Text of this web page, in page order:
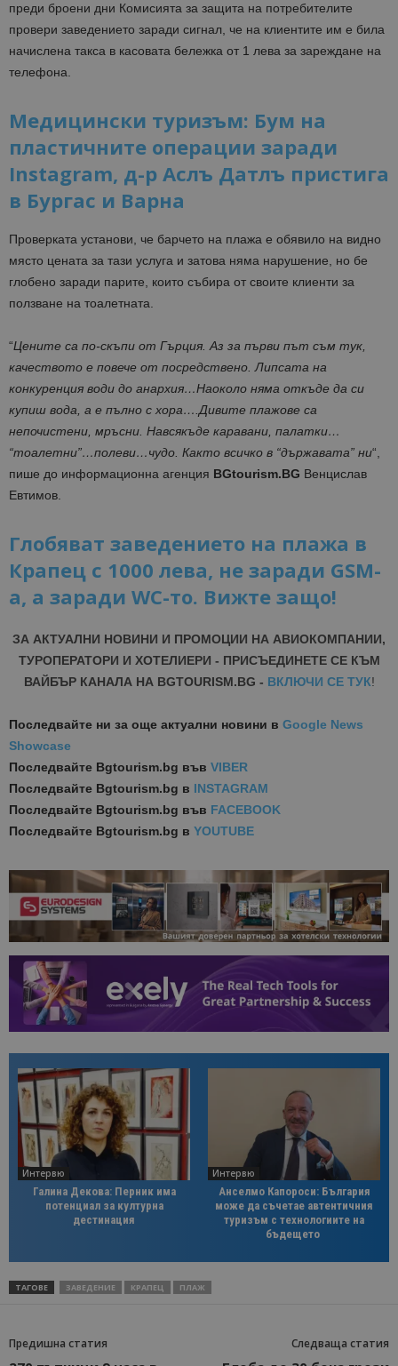
преди броени дни Комисията за защита на потребителите
провери заведението заради сигнал, че на клиентите им е била
начислена такса в касовата бележка от 1 лева за зареждане на
телефона.
Медицински туризъм: Бум на
пластичните операции заради
Instagram, д-р Аслъ Датлъ пристига
в Бургас и Варна
Проверката установи, че барчето на плажа е обявило на видно
място цената за тази услуга и затова няма нарушение, но бе
глобено заради парите, които събира от своите клиенти за
ползване на тоалетната.
“Цените са по-скъпи от Гърция. Аз за първи път съм тук,
качеството е повече от посредствено. Липсата на
конкуренция води до анархия…Наоколо няма откъде да си
купиш вода, а е пълно с хора….Дивите плажове са
непочистени, мръсни. Навсякъде каравани, палатки…
“тоалетни”…полеви…чудо. Както всичко в “държавата” ни“,
пише до информационна агенция BGtourism.BG Венцислав
Евтимов.
Глобяват заведението на плажа в
Крапец с 1000 лева, не заради GSM-
a, а заради WC-то. Вижте защо!
ЗА АКТУАЛНИ НОВИНИ И ПРОМОЦИИ НА АВИОКОМПАНИИ,
ТУРОПЕРАТОРИ И ХОТЕЛИЕРИ - ПРИСЪЕДИНЕТЕ СЕ КЪМ
ВАЙБЪР КАНАЛА НА BGTOURISM.BG - ВКЛЮЧИ СЕ ТУК!
Последвайте ни за още актуални новини в Google News
Showcase
Последвайте Bgtourism.bg във VIBER
Последвайте Bgtourism.bg в INSTAGRAM
Последвайте Bgtourism.bg във FACEBOOK
Последвайте Bgtourism.bg в YOUTUBE
Интервю
Галина Декова: Перник има
потенциал за културна
дестинация
Интервю
Анселмо Капороси: България
може да съчетае автентичния
туризъм с технологиите на
бъдещето
ТАГОВЕ ЗАВЕДЕНИЕ КРАПЕЦ ПЛАЖ
Предишна статия Следваща статия